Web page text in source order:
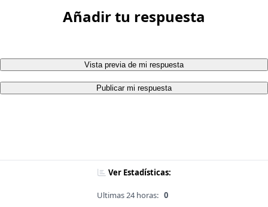
Añadir tu respuesta
Vista previa de mi respuesta
Publicar mi respuesta
Ver Estadísticas:
Ultimas 24 horas: 0